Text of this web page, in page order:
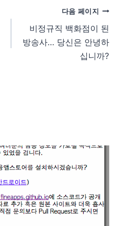
다음 페이지
비정규직 백화점이 된
방송사… 당신은 안녕하
십니까?